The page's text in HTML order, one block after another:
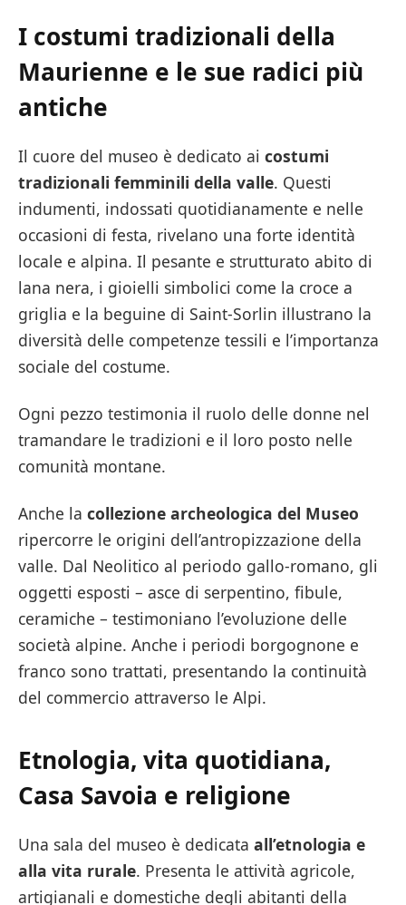
I costumi tradizionali della
Maurienne e le sue radici più
antiche
Il cuore del museo è dedicato ai costumi
tradizionali femminili della valle. Questi
indumenti, indossati quotidianamente e nelle
occasioni di festa, rivelano una forte identità
locale e alpina. Il pesante e strutturato abito di
lana nera, i gioielli simbolici come la croce a
griglia e la beguine di Saint-Sorlin illustrano la
diversità delle competenze tessili e l’importanza
sociale del costume.
Ogni pezzo testimonia il ruolo delle donne nel
tramandare le tradizioni e il loro posto nelle
comunità montane.
Anche la collezione archeologica del Museo
ripercorre le origini dell’antropizzazione della
valle. Dal Neolitico al periodo gallo-romano, gli
oggetti esposti – asce di serpentino, fibule,
ceramiche – testimoniano l’evoluzione delle
società alpine. Anche i periodi borgognone e
franco sono trattati, presentando la continuità
del commercio attraverso le Alpi.
Etnologia, vita quotidiana,
Casa Savoia e religione
Una sala del museo è dedicata all’etnologia e
alla vita rurale. Presenta le attività agricole,
artigianali e domestiche degli abitanti della